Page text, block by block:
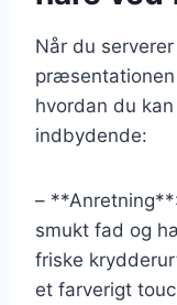
Når du
hvordan du
indbydende:
–
smukt fad og
friske
et farverigt